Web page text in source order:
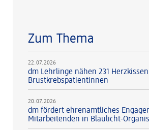
Zum Thema
22.07.2026
dm Lehrlinge nähen 231
Brustkrebspatientinnen
20.07.2026
dm fördert ehrenamtliches
Mitarbeitenden in Blaulicht-